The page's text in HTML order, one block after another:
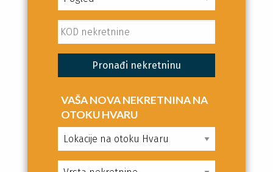
VAŠA NOVA NEKRETNINA NA
OTOKU HVARU